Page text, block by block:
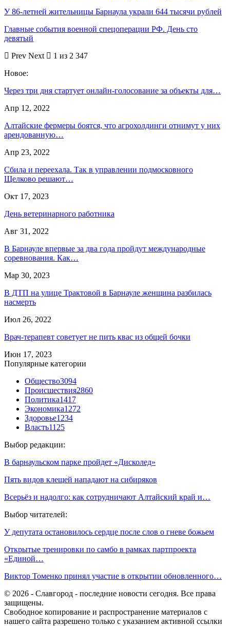
У 86-летней жительницы Барнаула украли 644 тысячи рублей
Главные события военной спецоперации РФ. День сто
девятый
Prev Next
1 из 2 347
Новое:
Через три дня стартует онлайн-голосование за объекты для…
Апр 12, 2022
Алтайские фермеры боятся, что агрохолдинги отнимут у них
арендованную…
Апр 23, 2022
Сбила и переехала. Так в управлении подмосковного
Щелково решают…
Окт 17, 2023
День ветеринарного работника
Авг 31, 2022
В Барнауле впервые за два года пройдут международные
соревнования. Как…
Мар 30, 2023
В ДТП на улице Трактовой в Барнауле женщина разбилась
насмерть
Июл 26, 2022
Врач-терапевт советует не пить квас из общей бочки
Июн 17, 2023
Популярные категории
Общество3094
Происшествия2860
Политика1417
Экономика1272
Здоровье1234
Власть1125
Выбор редакции:
В барнаульском парке пройдет «Дисколед»
Пять видов клещей нападают на сибиряков
Всерьёз и надолго: как сотрудничают Алтайский край и…
Выбор читателей:
У депутата остановилось сердце после слов о гневе божьем
Открытые тренировки по самбо в рамках партпроекта
«Единой…
Виктор Томенко принял участие в открытии обновленного…
© 2026 - Славгород - последние новости сегодня. Все права
защищены.
Свободное копирование и распространение материалов с
нашего сайта разрешено только с указанием активной ссылки